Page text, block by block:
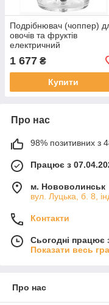
Подрібнювач (чоппер)
овочів та фруктів
електричний
багатофункціональний
400 Вт Profi Cook
1 677 ₴
Купити
Про нас
98% позитивних з
Працює з
м. Нововолинськ
вул. Луцька, б. 8,
Контакти
Сьогодні працює
Показати весь
Про нас